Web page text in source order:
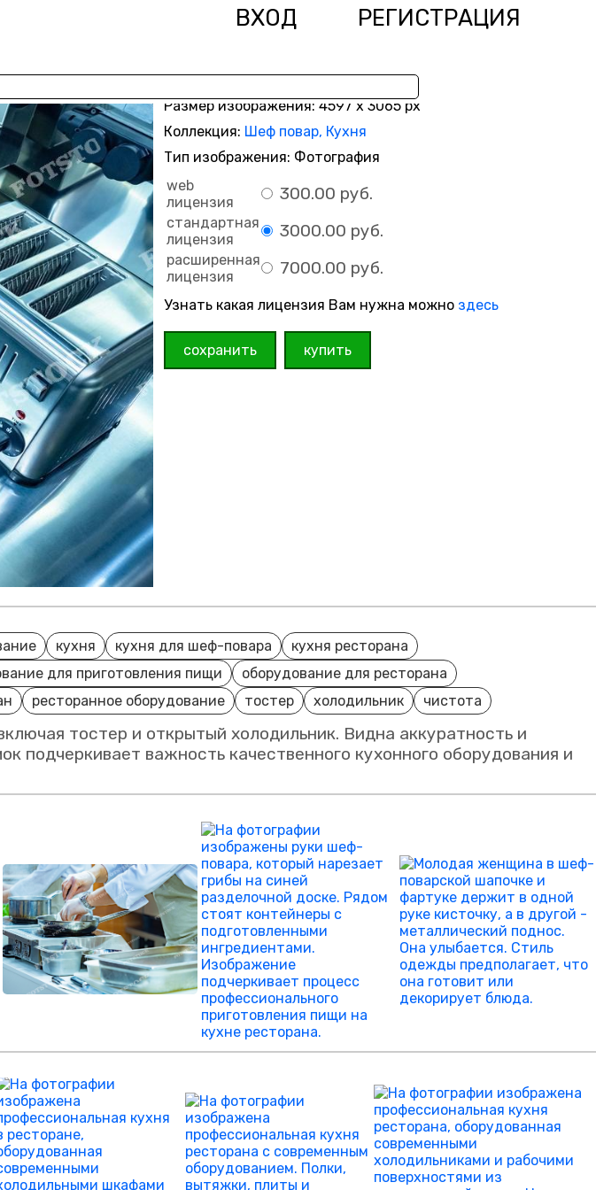
ВХОД РЕГИСТРАЦИЯ
Размер изображения: 4597 x 3065 px
Коллекция: Шеф повар, Кухня
Тип изображения: Фотография
web
лицензия
300.00 руб.
стандартная
лицензия
3000.00 руб.
расширенная
лицензия
7000.00 руб.
Узнать какая лицензия Вам нужна можно здесь
сохранить купить
кухня кухня для шеф-повара
кухня ресторана
для приготовления пищи
оборудование для ресторана
ресторанное оборудование тостер холодильник чистота
тостер и открытый холодильник. Видна аккуратность и
подчеркивает важность качественного кухонного оборудования и